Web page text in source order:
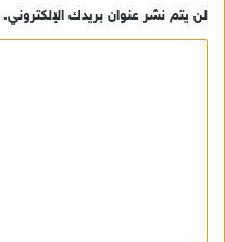
لن يتم نشر عنوان بريدك الإلكتروني.